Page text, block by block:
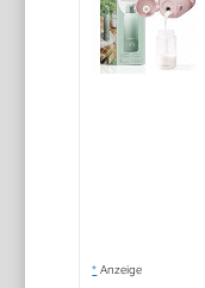
* Anzeige